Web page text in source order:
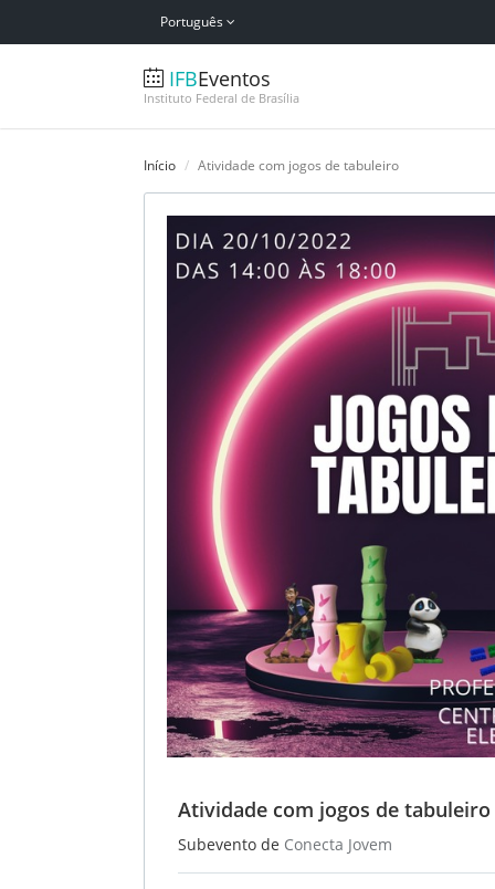
Português
IFBEventos
Instituto Federal de Brasília
Início Atividade com jogos de tabuleiro
Atividade com jogos de tabuleiro
Subevento de Conecta Jovem